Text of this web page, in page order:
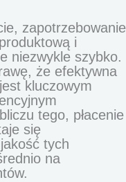
zapotrzebowanie
i
niezwykle szybko.
że efektywna
kluczowym
tego, płacenie
się
tych
na